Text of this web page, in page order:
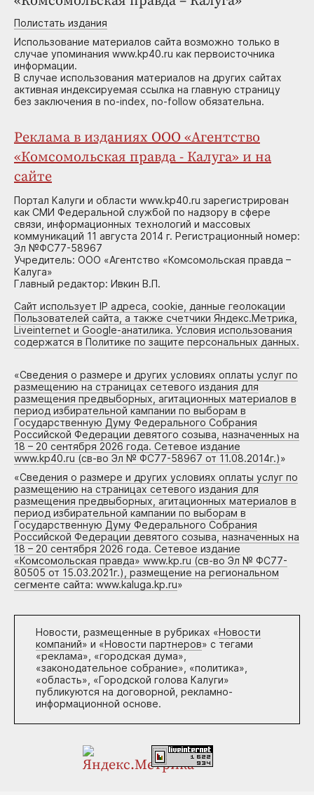
Полистать издания
Использование материалов сайта возможно только в
случае упоминания www.kp40.ru как первоисточника
информации.
В случае использования материалов на других сайтах
активная индексируемая ссылка на главную страницу
без заключения в no-index, no-follow обязательна.
Реклама в изданиях ООО «Агентство
«Комсомольская правда - Калуга» и на
сайте
Портал Калуги и области www.kp40.ru зарегистрирован
как СМИ Федеральной службой по надзору в сфере
связи, информационных технологий и массовых
коммуникаций 11 августа 2014 г. Регистрационный номер:
Эл №ФС77-58967
Учредитель: ООО «Агентство «Комсомольская правда –
Калуга»
Главный редактор: Ивкин В.П.
Сайт использует IP адреса, cookie, данные геолокации
Пользователей сайта, а также счетчики Яндекс.Метрика,
Liveinternet и Google-анатилика. Условия использования
содержатся в Политике по защите персональных данных.
«Сведения о размере и других условиях оплаты услуг по
размещению на страницах сетевого издания для
размещения предвыборных, агитационных материалов в
период избирательной кампании по выборам в
Государственную Думу Федерального Собрания
Российской Федерации девятого созыва, назначенных на
18 – 20 сентября 2026 года. Сетевое издание
www.kp40.ru (св-во Эл № ФС77-58967 от 11.08.2014г.)»
«Сведения о размере и других условиях оплаты услуг по
размещению на страницах сетевого издания для
размещения предвыборных, агитационных материалов в
период избирательной кампании по выборам в
Государственную Думу Федерального Собрания
Российской Федерации девятого созыва, назначенных на
18 – 20 сентября 2026 года. Сетевое издание
«Комсомольская правда» www.kp.ru (св-во Эл № ФС77-
80505 от 15.03.2021г.), размещение на региональном
сегменте сайта: www.kaluga.kp.ru»
Новости, размещенные в рубриках «Новости
компаний» и «Новости партнеров» с тегами
«реклама», «городская дума»,
«законодательное собрание», «политика»,
«область», «Городской голова Калуги»
публикуются на договорной, рекламно-
информационной основе.